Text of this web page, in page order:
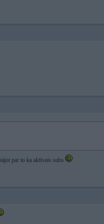
par to ka aktīvais subs